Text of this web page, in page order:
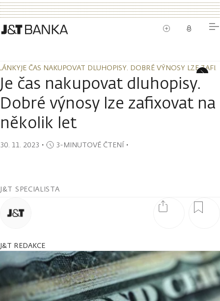
JE ČAS NAKUPOVAT DLUHOPISY. DOBRÉ VÝNOSY LZE
JE ČAS NAKUPOVAT DLUHOPISY. DOBRÉ VÝNOSY LZE
Je čas nakupovat dluhopisy.
Dobré výnosy lze zafixovat na
několik let
30. 11. 2023 ・ 3-MINUTOVÉ ČTENÍ・
J&T SPECIALISTA
J&T REDAKCE